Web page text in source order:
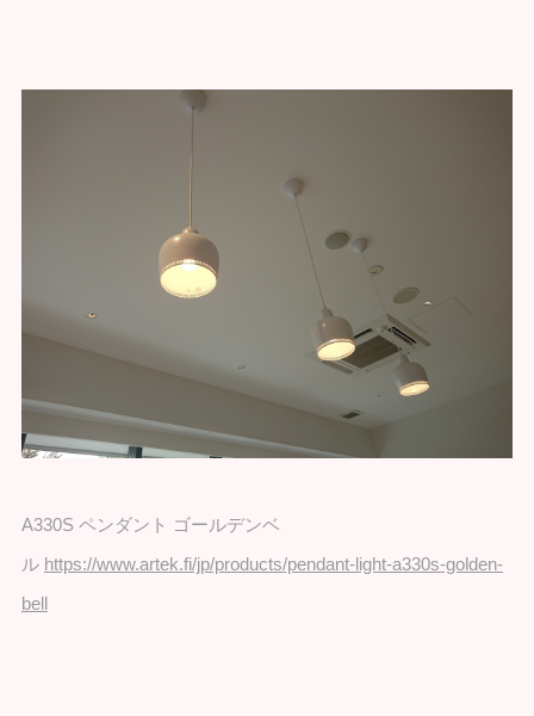
A330S ペンダント ゴールデンベ
ル https://www.artek.fi/jp/products/pendant-light-a330s-golden-
bell